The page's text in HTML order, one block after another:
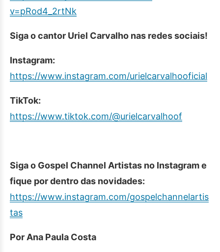
v=pRod4_2rtNk
Siga o cantor Uriel Carvalho nas redes sociais!
Instagram:
https://www.instagram.com/urielcarvalhooficial
TikTok:
https://www.tiktok.com/@urielcarvalhoof
Siga o Gospel Channel Artistas no Instagram e
fique por dentro das novidades:
https://www.instagram.com/gospelchannelartis
tas
Por Ana Paula Costa